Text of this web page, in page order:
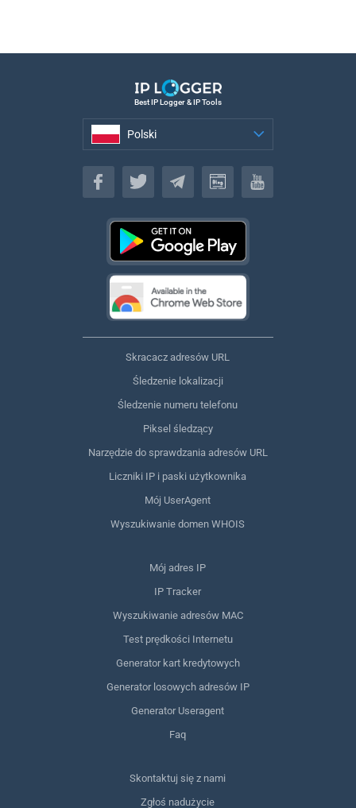
Best IP Logger & IP Tools
Polski
Polski
Skracacz adresów URL
Śledzenie lokalizacji
Śledzenie numeru telefonu
Piksel śledzący
Narzędzie do sprawdzania adresów URL
Liczniki IP i paski użytkownika
Mój UserAgent
Wyszukiwanie domen WHOIS
Mój adres IP
IP Tracker
Wyszukiwanie adresów MAC
Test prędkości Internetu
Generator kart kredytowych
Generator losowych adresów IP
Generator Useragent
Faq
Skontaktuj się z nami
Zgłoś nadużycie